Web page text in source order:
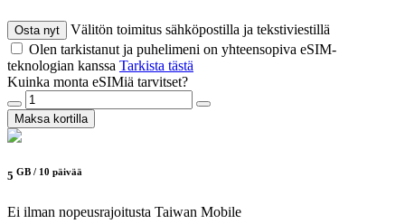
Osta nyt
Välitön toimitus sähköpostilla ja tekstiviestillä
Olen tarkistanut ja puhelimeni on yhteensopiva eSIM-
teknologian kanssa Tarkista tästä
Kuinka monta eSIMiä tarvitset?
Maksa kortilla
5 GB / 10 päivää
Ei ilman nopeusrajoitusta Taiwan Mobile